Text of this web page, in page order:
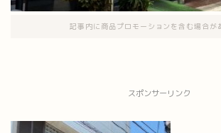
記事内に商品プロモーションを含む場合が
スポンサーリンク